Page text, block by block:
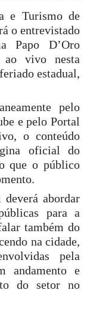
e Turismo de
o entrevistado
Papo D’Oro
ao vivo nesta
estadual,
pelo
e pelo Portal
o conteúdo
oficial do
que o público
abordar
para a
também do
na cidade,
pela
andamento e
do setor no